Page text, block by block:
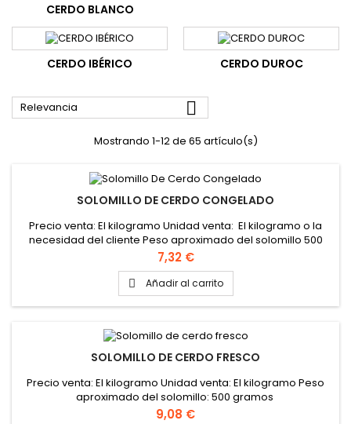
CERDO BLANCO
CERDO IBÉRICO CERDO DUROC
Relevancia 
Mostrando 1-12 de 65 artículo(s)
SOLOMILLO DE CERDO CONGELADO
Precio venta: El kilogramo Unidad venta: El kilogramo o la
necesidad del cliente Peso aproximado del solomillo 500
gramos Formato caja: 6 Kilogramos
Precio
7,32 €
 Añadir al carrito
SOLOMILLO DE CERDO FRESCO
Precio venta: El kilogramo Unidad venta: El kilogramo Peso
aproximado del solomillo: 500 gramos
Precio
9,08 €